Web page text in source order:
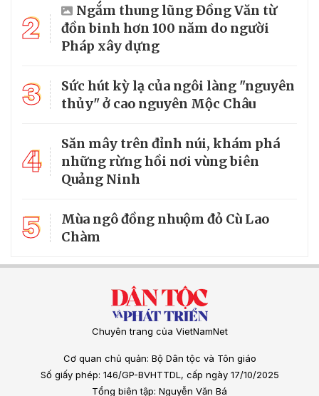
2
Ngắm thung lũng Đồng Văn từ
đồn binh hơn 100 năm do người
Pháp xây dựng
3
Sức hút kỳ lạ của ngôi làng "nguyên
thủy" ở cao nguyên Mộc Châu
4
Săn mây trên đỉnh núi, khám phá
những rừng hồi nơi vùng biên
Quảng Ninh
5
Mùa ngô đồng nhuộm đỏ Cù Lao
Chàm
Chuyên trang của VietNamNet
Cơ quan chủ quản: Bộ Dân tộc và Tôn giáo
Số giấy phép: 146/GP-BVHTTDL, cấp ngày 17/10/2025
Tổng biên tập: Nguyễn Văn Bá